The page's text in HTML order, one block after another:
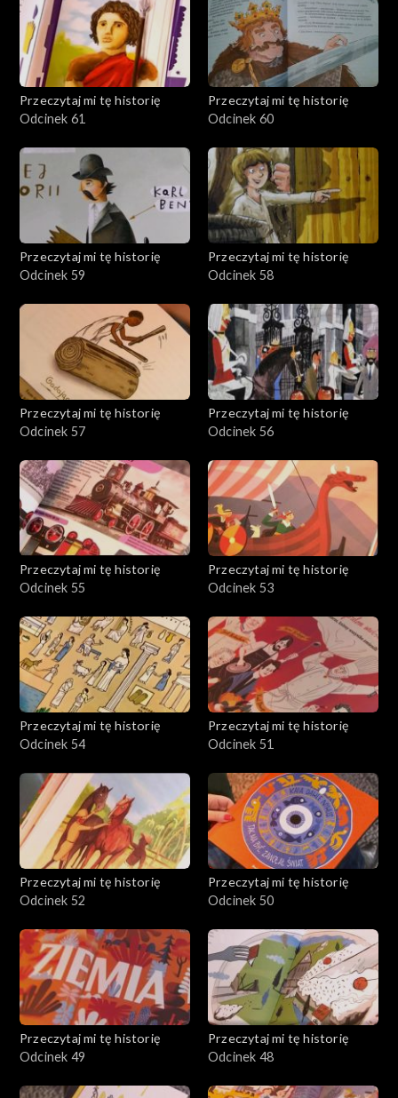
Przeczytaj mi tę historię
Odcinek 61
Przeczytaj mi tę historię
Odcinek 60
Przeczytaj mi tę historię
Odcinek 59
Przeczytaj mi tę historię
Odcinek 58
Przeczytaj mi tę historię
Odcinek 57
Przeczytaj mi tę historię
Odcinek 56
Przeczytaj mi tę historię
Odcinek 55
Przeczytaj mi tę historię
Odcinek 53
Przeczytaj mi tę historię
Odcinek 54
Przeczytaj mi tę historię
Odcinek 51
Przeczytaj mi tę historię
Odcinek 52
Przeczytaj mi tę historię
Odcinek 50
Przeczytaj mi tę historię
Odcinek 49
Przeczytaj mi tę historię
Odcinek 48